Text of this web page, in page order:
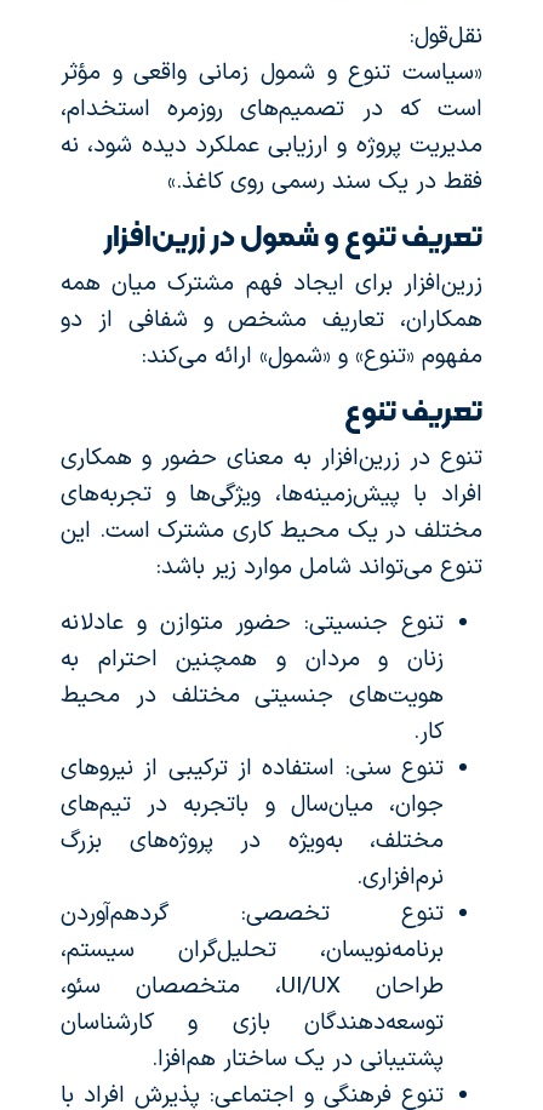
نقل‌قول:
«سیاست تنوع و شمول زمانی واقعی و مؤثر
است که در تصمیم‌های روزمره استخدام،
مدیریت پروژه و ارزیابی عملکرد دیده شود، نه
فقط در یک سند رسمی روی کاغذ.»
تعریف تنوع و شمول در زرین‌افزار
زرین‌افزار برای ایجاد فهم مشترک میان همه
همکاران، تعاریف مشخص و شفافی از دو
مفهوم «تنوع» و «شمول» ارائه می‌کند:
تعریف تنوع
تنوع در زرین‌افزار به معنای حضور و همکاری
افراد با پیش‌زمینه‌ها، ویژگی‌ها و تجربه‌های
مختلف در یک محیط کاری مشترک است. این
تنوع می‌تواند شامل موارد زیر باشد:
تنوع جنسیتی: حضور متوازن و عادلانه
زنان و مردان و همچنین احترام به
هویت‌های جنسیتی مختلف در محیط
کار.
تنوع سنی: استفاده از ترکیبی از نیروهای
جوان، میان‌سال و باتجربه در تیم‌های
مختلف، به‌ویژه در پروژه‌های بزرگ
نرم‌افزاری.
تنوع تخصصی: گردهم‌آوردن
برنامه‌نویسان، تحلیل‌گران سیستم،
طراحان UI/UX، متخصصان سئو،
توسعه‌دهندگان بازی و کارشناسان
پشتیبانی در یک ساختار هم‌افزا.
تنوع فرهنگی و اجتماعی: پذیرش افراد با